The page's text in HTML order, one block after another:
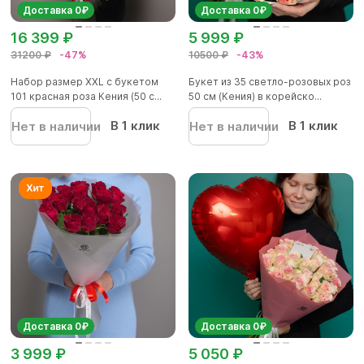
Доставка 0₽
31200 ₽ -47%
16 399 ₽
Набор размер ХХL с букетом
101 красная роза Кения (50 с...
Нет в наличии В 1 клик
Доставка 0₽
10500 ₽ -43%
5 999 ₽
Букет из 35 светло-розовых роз
50 см (Кения) в корейско...
Нет в наличии В 1 клик
Доставка 0₽
3 999 ₽
Доставка 0₽
5 050 ₽